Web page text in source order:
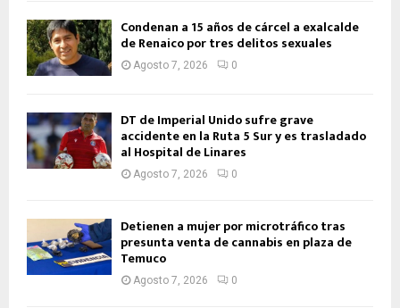
Condenan a 15 años de cárcel a exalcalde
de Renaico por tres delitos sexuales
Agosto 7, 2026 0
DT de Imperial Unido sufre grave
accidente en la Ruta 5 Sur y es trasladado
al Hospital de Linares
Agosto 7, 2026 0
Detienen a mujer por microtráfico tras
presunta venta de cannabis en plaza de
Temuco
Agosto 7, 2026 0